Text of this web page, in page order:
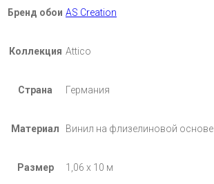
Бренд обои AS Creation
Коллекция Attico
Страна Германия
Материал Винил на флизелиновой основе
Размер 1,06 х 10 м